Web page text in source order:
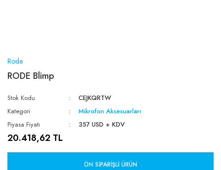
Rode
RODE Blimp
Stok Kodu
CEJKQRTW
Kategori
Mikrofon Aksesuarları
Piyasa Fiyatı
357 USD + KDV
20.418,62 TL
ÖN SIPARIŞLI ÜRÜN